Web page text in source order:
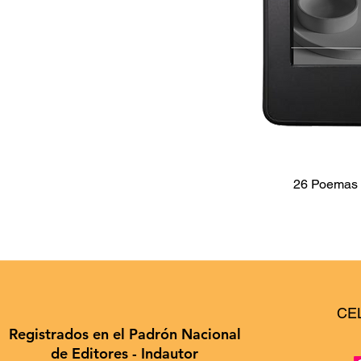
26
Registrados en el Padrón Nacional
de Editores - Indautor